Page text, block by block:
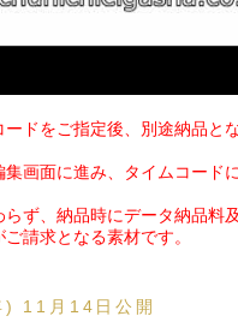
ドをご指定後、別途納品と
画面に進み、タイムコード
ず、納品時にデータ納品料
請求となる素材です。
11月14日公開